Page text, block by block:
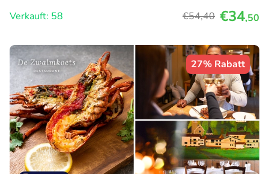
Verkauft: 58
€54,40 €34,50
27% Rabatt